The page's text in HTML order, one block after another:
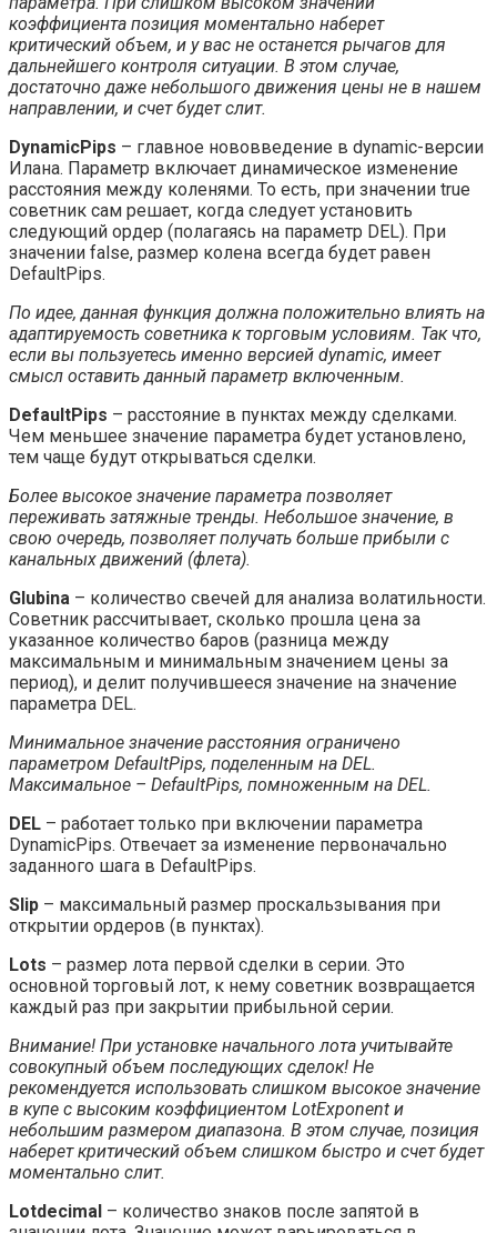
коэффициента позиция моментально наберет
критический объем, и у вас не останется рычагов для
дальнейшего контроля ситуации. В этом случае,
достаточно даже небольшого движения цены не в нашем
направлении, и счет будет слит.
DynamicPips – главное нововведение в dynamic-версии
Илана. Параметр включает динамическое изменение
расстояния между коленями. То есть, при значении true
советник сам решает, когда следует установить
следующий ордер (полагаясь на параметр DEL). При
значении false, размер колена всегда будет равен
DefaultPips.
По идее, данная функция должна положительно влиять на
адаптируемость советника к торговым условиям. Так что,
если вы пользуетесь именно версией dynamic, имеет
смысл оставить данный параметр включенным.
DefaultPips – расстояние в пунктах между сделками.
Чем меньшее значение параметра будет установлено,
тем чаще будут открываться сделки.
Более высокое значение параметра позволяет
переживать затяжные тренды. Небольшое значение, в
свою очередь, позволяет получать больше прибыли с
канальных движений (флета).
Glubina – количество свечей для анализа волатильности.
Советник рассчитывает, сколько прошла цена за
указанное количество баров (разница между
максимальным и минимальным значением цены за
период), и делит получившееся значение на значение
параметра DEL.
Минимальное значение расстояния ограничено
параметром DefaultPips, поделенным на DEL.
Максимальное – DefaultPips, помноженным на DEL.
DEL – работает только при включении параметра
DynamicPips. Отвечает за изменение первоначально
заданного шага в DefaultPips.
Slip – максимальный размер проскальзывания при
открытии ордеров (в пунктах).
Lots – размер лота первой сделки в серии. Это
основной торговый лот, к нему советник возвращается
каждый раз при закрытии прибыльной серии.
Внимание! При установке начального лота учитывайте
совокупный объем последующих сделок! Не
рекомендуется использовать слишком высокое значение
в купе с высоким коэффициентом LotExponent и
небольшим размером диапазона. В этом случае, позиция
наберет критический объем слишком быстро и счет будет
моментально слит.
Lotdecimal – количество знаков после запятой в